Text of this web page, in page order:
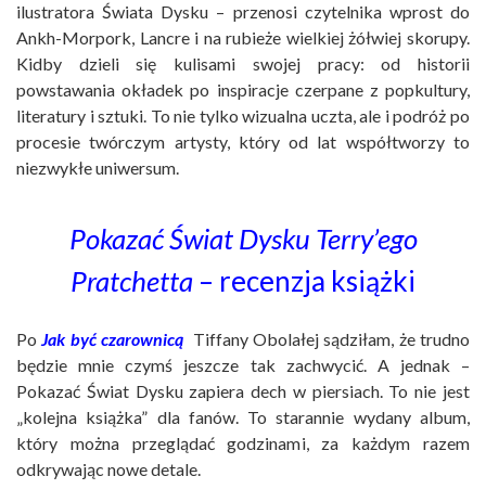
ilustratora Świata Dysku – przenosi czytelnika wprost do
Ankh-Morpork, Lancre i na rubieże wielkiej żółwiej skorupy.
Kidby dzieli się kulisami swojej pracy: od historii
powstawania okładek po inspiracje czerpane z popkultury,
literatury i sztuki. To nie tylko wizualna uczta, ale i podróż po
procesie twórczym artysty, który od lat współtworzy to
niezwykłe uniwersum.
Pokazać Świat Dysku Terry’ego
Pratchetta – recenzja książki
PoJak być czarownicą Tiffany Obolałej sądziłam, że trudno
będzie mnie czymś jeszcze tak zachwycić. A jednak –
Pokazać Świat Dysku zapiera dech w piersiach. To nie jest
„kolejna książka” dla fanów. To starannie wydany album,
który można przeglądać godzinami, za każdym razem
odkrywając nowe detale.